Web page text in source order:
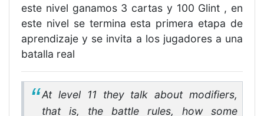
este nivel ganamos 3 cartas y 100 Glint , en
este nivel se termina esta primera etapa de
aprendizaje y se invita a los jugadores a una
batalla real
At level 11 they talk about modifiers,
that is, the battle rules, how some